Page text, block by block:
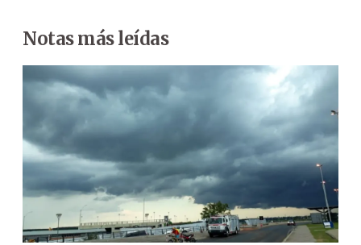
Notas más leídas